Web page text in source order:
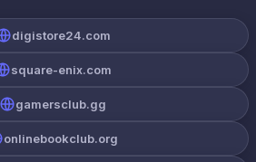
digistore24.com
square-enix.com
gamersclub.gg
onlinebookclub.org